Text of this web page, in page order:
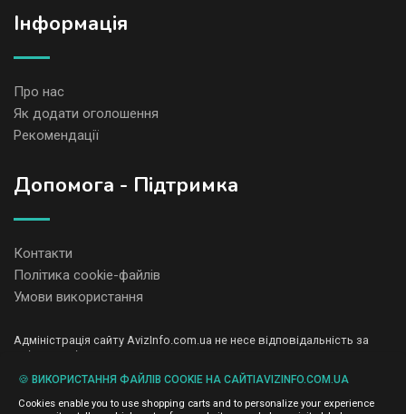
Iнформація
Про нас
Як додати оголошення
Рекомендації
Допомога - Підтримка
Контакти
Політика cookie-файлів
Умови використання
Адміністрація сайту AvizInfo.com.ua не несе відповідальність за
зміст розміщених оголошень.
Ми цінуємо конфіденційність наших користувачів. Ми не передаємо
і не продаємо особисту інформацію зареєстрованих користувачів
AvizInfo.com.ua третім особам. Ми не відповідаємо за правила
🍪 ВИКОРИСТАННЯ ФАЙЛІВ COOKIE НА САЙТІAVIZINFO.COM.UA
Cookies enable you to use shopping carts and to personalize your experience